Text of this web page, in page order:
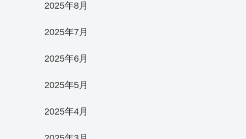
2025年8月
2025年7月
2025年6月
2025年5月
2025年4月